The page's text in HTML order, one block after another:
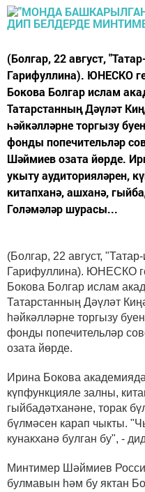
(Болгар, 22 август,
Гарифуллина). ЮНЕСКО
Бокова Болгар ислам
Татарстанның Дәүләт
һәйкәлләрне торгызу
фонды попечительләр
Шәймиев озата йөрде.
укыту аудиторияләрен,
китапханә, ашханә,
Голәмәләр шурасы...
(Болгар, 22 август,
Гарифуллина). ЮНЕСКО
Бокова Болгар ислам
Татарстанның Дәүләт
һәйкәлләрне торгызу
фонды попечительләр
озата йөрде.
Ирина Бокова
күпфункцияле залны,
гыйбадәтханәне, торак
бүлмәсен карап чыкты.
кунакханә булган бу", -
Минтимер Шәймиев
булмавын һәм бу яктан